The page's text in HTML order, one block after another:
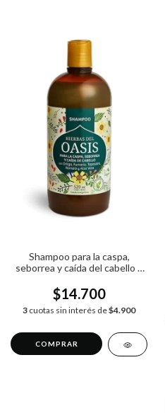
Shampoo para la caspa,
seborrea y caída del cabello x
$14.700
3 cuotas sin interés de$4.900